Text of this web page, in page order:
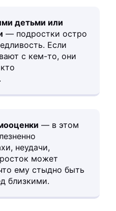
детьми или
— подростки остро
Если
с кем-то, они
— в этом
неудачи,
может
ему стыдно быть
близкими.